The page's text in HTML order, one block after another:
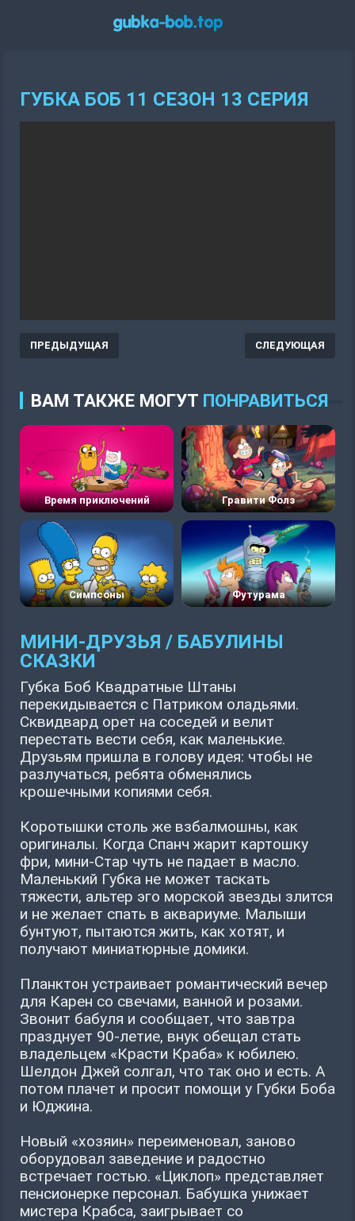
ГУБКА БОБ 11 СЕЗОН 13 СЕРИЯ
ПРЕДЫДУЩАЯ СЛЕДУЮЩАЯ
ВАМ ТАКЖЕ МОГУТ ПОНРАВИТЬСЯ
Время приключений Гравити Фолз
Симпсоны Футурама
МИНИ-ДРУЗЬЯ / БАБУЛИНЫ
СКАЗКИ
Губка Боб Квадратные Штаны
перекидывается с Патриком оладьями.
Сквидвард орет на соседей и велит
перестать вести себя, как маленькие.
Друзьям пришла в голову идея: чтобы не
разлучаться, ребята обменялись
крошечными копиями себя.
Коротышки столь же взбалмошны, как
оригиналы. Когда Спанч жарит картошку
фри, мини-Стар чуть не падает в масло.
Маленький Губка не может таскать
тяжести, альтер эго морской звезды злится
и не желает спать в аквариуме. Малыши
бунтуют, пытаются жить, как хотят, и
получают миниатюрные домики.
Планктон устраивает романтический вечер
для Карен со свечами, ванной и розами.
Звонит бабуля и сообщает, что завтра
празднует 90-летие, внук обещал стать
владельцем «Красти Краба» к юбилею.
Шелдон Джей солгал, что так оно и есть. А
потом плачет и просит помощи у Губки Боба
и Юджина.
Новый «хозяин» переименовал, заново
оборудовал заведение и радостно
встречает гостью. «Циклоп» представляет
пенсионерке персонал. Бабушка унижает
мистера Крабса, заигрывает со